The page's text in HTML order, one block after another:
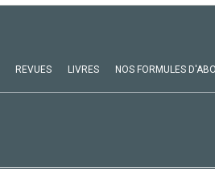
REVUES LIVRES NOS FORMULES